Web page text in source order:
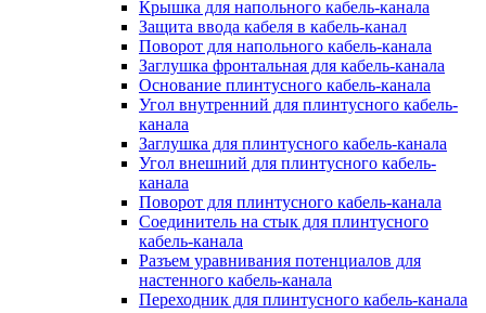
Крышка для напольного кабель-канала
Защита ввода кабеля в кабель-канал
Поворот для напольного кабель-канала
Заглушка фронтальная для кабель-канала
Основание плинтусного кабель-канала
Угол внутренний для плинтусного кабель-
канала
Заглушка для плинтусного кабель-канала
Угол внешний для плинтусного кабель-
канала
Поворот для плинтусного кабель-канала
Соединитель на стык для плинтусного
кабель-канала
Разъем уравнивания потенциалов для
настенного кабель-канала
Переходник для плинтусного кабель-канала